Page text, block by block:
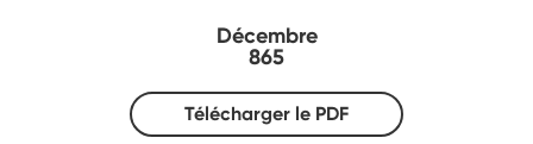
Décembre
865
Télécharger le PDF